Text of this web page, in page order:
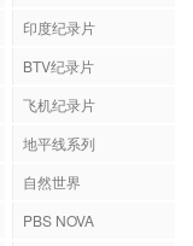
印度纪录片
BTV纪录片
飞机纪录片
地平线系列
自然世界
PBS NOVA